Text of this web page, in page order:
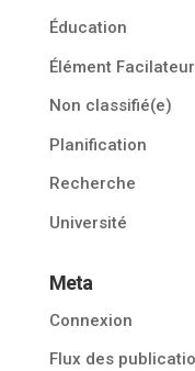
Éducation
Élément
Non classifié(e)
Planification
Recherche
Université
Meta
Connexion
Flux des